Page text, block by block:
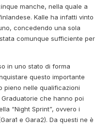
manche, nella quale a
Kalle ha infatti vinto
concedendo una sola
comunque sufficiente per
in uno stato di forma
questo importante
pieno nelle qualificazioni
che hanno poi
“Night Sprint”, ovvero i
e Gara2). Da questi ne è